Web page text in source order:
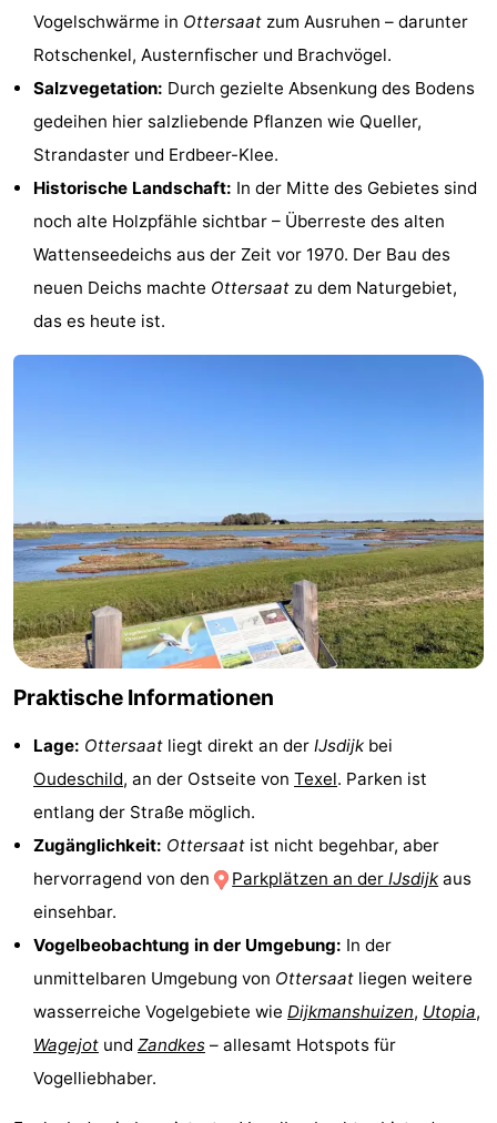
Hoogelandt
Beach
Park
Buytenveldt
Krim
EuroParcs
Kustpark
Texel
Sluftervallei
Strandhuys
Villapark
-
Frühstück)
Strand
Sehen
&
tun
-
Museen
-
Denkmäler
Kirchen
Mühlen
Aussichtspunkte
Attraktionen
Rundfahrten
Bauernhöfe
Vogelschwärme in Ottersaat zum Ausruhen – darunter
Rotschenkel, Austernfischer und Brachvögel.
Salzvegetation: Durch gezielte Absenkung des Bodens
gedeihen hier salzliebende Pflanzen wie Queller,
Strandaster und Erdbeer-Klee.
Historische Landschaft: In der Mitte des Gebietes sind
noch alte Holzpfähle sichtbar – Überreste des alten
Wattenseedeichs aus der Zeit vor 1970. Der Bau des
neuen Deichs machte Ottersaat zu dem Naturgebiet,
das es heute ist.
Praktische Informationen
Lage: Ottersaat liegt direkt an der IJsdijk bei
Oudeschild, an der Ostseite von Texel. Parken ist
entlang der Straße möglich.
Zugänglichkeit: Ottersaat ist nicht begehbar, aber
hervorragend von den
Parkplätzen an derIJsdijk aus
einsehbar.
Vogelbeobachtung in der Umgebung: In der
unmittelbaren Umgebung von Ottersaat liegen weitere
wasserreiche Vogelgebiete wie Dijkmanshuizen, Utopia,
Wagejot und Zandkes – allesamt Hotspots für
Vogelliebhaber.